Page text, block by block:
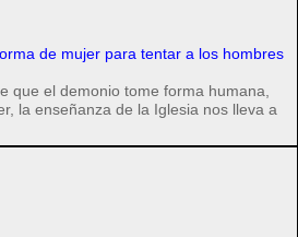
de mujer para tentar a los hombres
que el demonio tome forma humana,
la enseñanza de la Iglesia nos lleva a